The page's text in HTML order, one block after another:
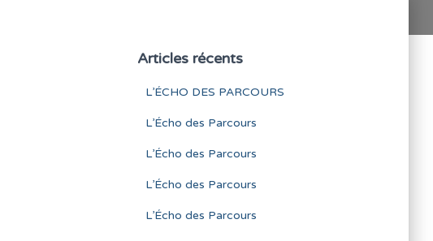
Articles récents
L’ÉCHO DES PARCOURS
L’Écho des Parcours
L’Écho des Parcours
L’Écho des Parcours
L’Écho des Parcours